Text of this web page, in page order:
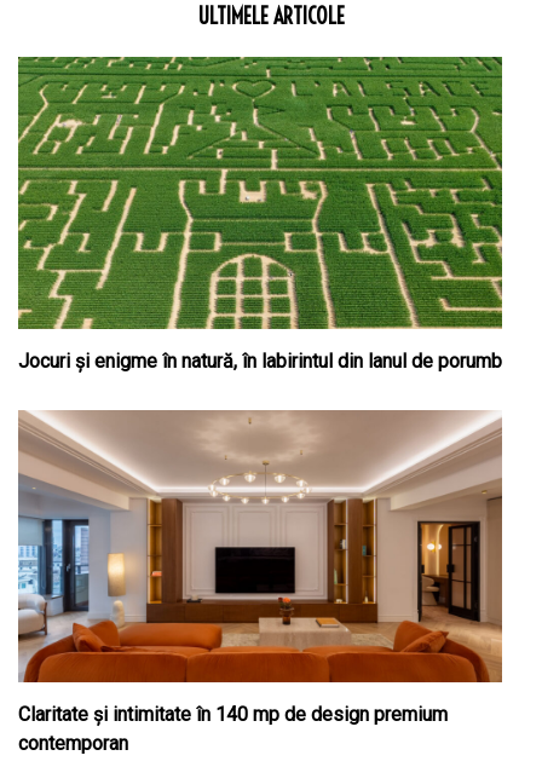
ULTIMELE ARTICOLE
Jocuri și enigme în natură, în labirintul din lanul de porumb
Claritate şi intimitate în 140 mp de design premium
contemporan